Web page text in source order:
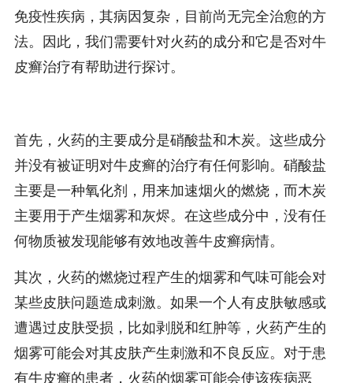
免疫性疾病，其病因复杂，目前尚无完全治愈的方
法。因此，我们需要针对火药的成分和它是否对牛
皮癣治疗有帮助进行探讨。
首先，火药的主要成分是硝酸盐和木炭。这些成分
并没有被证明对牛皮癣的治疗有任何影响。硝酸盐
主要是一种氧化剂，用来加速烟火的燃烧，而木炭
主要用于产生烟雾和灰烬。在这些成分中，没有任
何物质被发现能够有效地改善牛皮癣病情。
其次，火药的燃烧过程产生的烟雾和气味可能会对
某些皮肤问题造成刺激。如果一个人有皮肤敏感或
遭遇过皮肤受损，比如剥脱和红肿等，火药产生的
烟雾可能会对其皮肤产生刺激和不良反应。对于患
有牛皮癣的患者，火药的烟雾可能会使该疾病恶